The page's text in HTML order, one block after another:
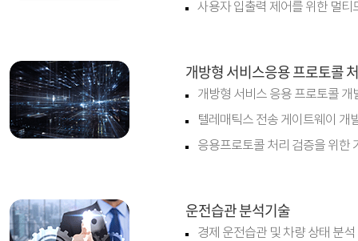
사용자 입출력 제어를 위한 멀티
개방형 서비스응용 프로토콜
개방형 서비스 응용 프로토콜 개
텔레매틱스 전송 게이트웨이 개
응용프로토콜 처리 검증을 위한
운전습관 분석기술
경제 운전습관 및 차량 상태 분